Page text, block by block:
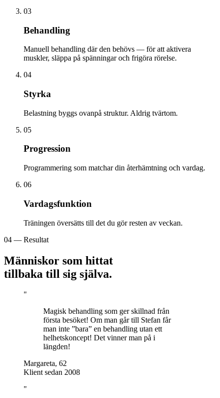
03
Behandling
Manuell behandling där den behövs — för att aktivera
muskler, släppa på spänningar och frigöra rörelse.
04
Styrka
Belastning byggs ovanpå struktur. Aldrig tvärtom.
05
Progression
Programmering som matchar din återhämtning och vardag.
06
Vardagsfunktion
Träningen översätts till det du gör resten av veckan.
04 — Resultat
Människor som hittat
tillbaka till sig själva.
"
Magisk behandling som ger skillnad från
första besöket! Om man går till Stefan får
man inte ”bara” en behandling utan ett
helhetskoncept! Det vinner man på i
längden!
Margareta, 62
Klient sedan 2008
"